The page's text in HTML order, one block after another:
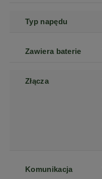
Typ napędu
Zawiera baterie
Złącza
Komunikacja